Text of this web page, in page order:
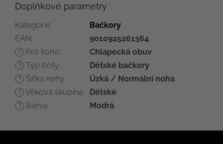
Doplňkové parametry
Kategorie:
Bačkory
EAN: 9010925261364
? Pro koho: Chlapecká obuv
? Typ boty: Dětské bačkory
? Šířka nohy: Úzká / Normální noha
? Věková skupina: Dětské
? Barva: Modrá